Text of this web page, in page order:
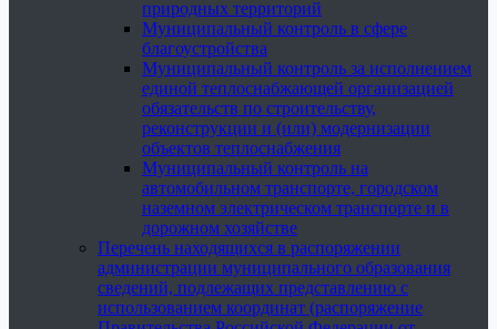
природных территорий
Муниципальный контроль в сфере
благоустройства
Муниципальный контроль за исполнением
единой теплоснабжающей организацией
обязательств по строительству,
реконструкции и (или) модернизации
объектов теплоснабжения
Муниципальный контроль на
автомобильном транспорте, городском
наземном электрическом транспорте и в
дорожном хозяйстве
Перечень находящихся в распоряжении
администрации муниципального образования
сведений, подлежащих представлению с
использованием координат (распоряжение